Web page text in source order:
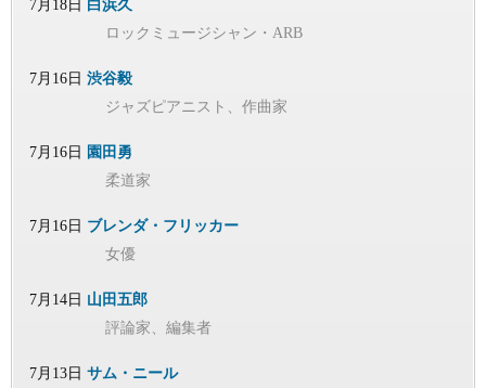
7月18日 白浜久
ロックミュージシャン・ARB
7月16日 渋谷毅
ジャズピアニスト、作曲家
7月16日 園田勇
柔道家
7月16日 ブレンダ・フリッカー
女優
7月14日 山田五郎
評論家、編集者
7月13日 サム・ニール